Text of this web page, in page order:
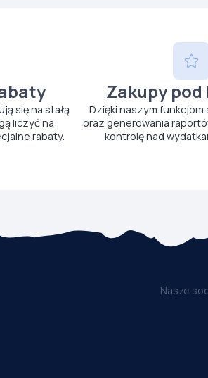
się na stałą
liczyć na
rabaty.
Zakupy
Dzięki naszym
oraz generowania
kontrolę nad
Nasze